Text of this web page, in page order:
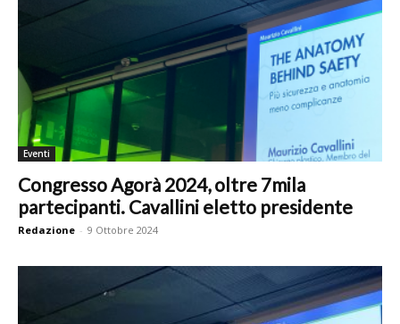
Eventi
Congresso Agorà 2024, oltre 7mila
partecipanti. Cavallini eletto presidente
Redazione - 9 Ottobre 2024